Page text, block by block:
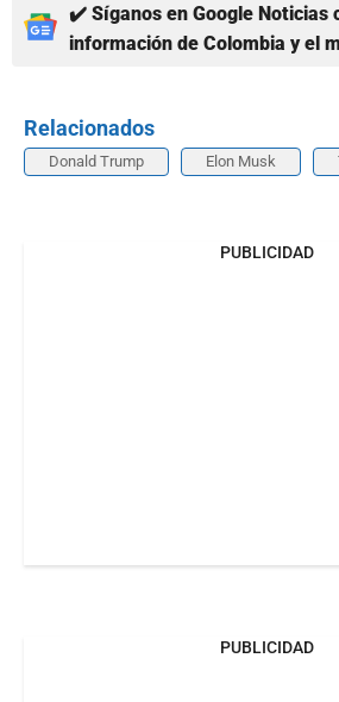
✔️ Síganos en Google Noticias
información de Colombia y el
Relacionados
Donald Trump Elon Musk
PUBLICIDAD
PUBLICIDAD